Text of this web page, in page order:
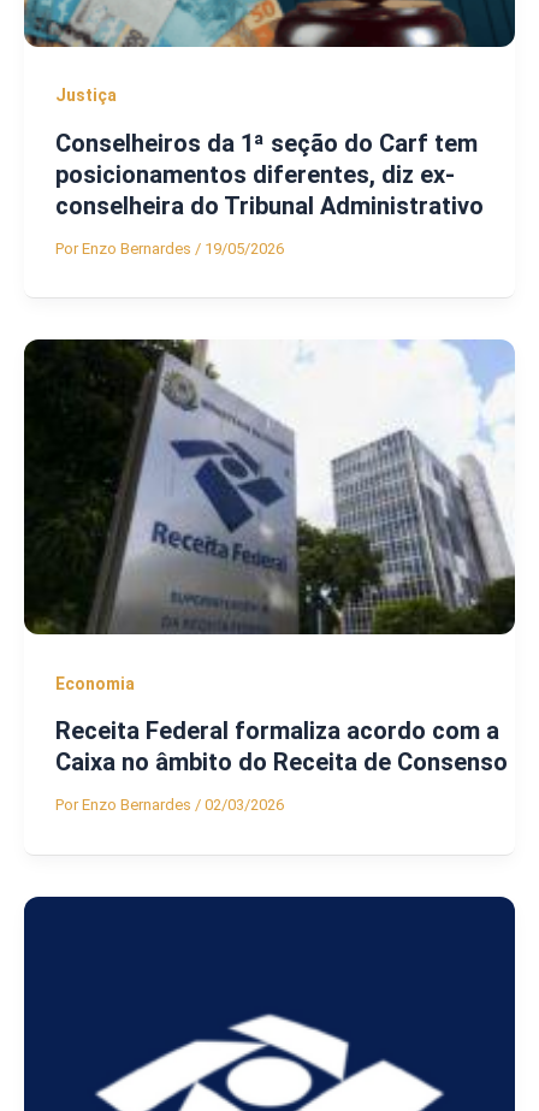
Justiça
Conselheiros da 1ª seção do Carf tem
posicionamentos diferentes, diz ex-
conselheira do Tribunal Administrativo
PorEnzo Bernardes / 19/05/2026
Economia
Receita Federal formaliza acordo com a
Caixa no âmbito do Receita de Consenso
PorEnzo Bernardes / 02/03/2026